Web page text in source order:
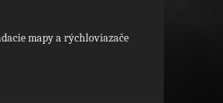
mapy a rýchloviazače